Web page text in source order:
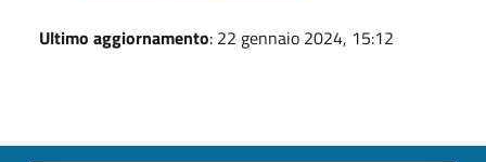
Ultimo aggiornamento: 22 gennaio 2024, 15:12